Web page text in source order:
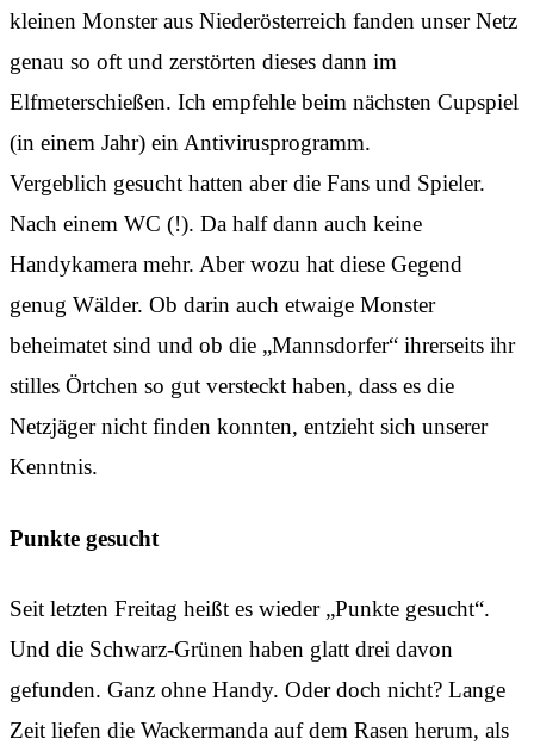
kleinen Monster aus Niederösterreich fanden unser Netz
genau so oft und zerstörten dieses dann im
Elfmeterschießen. Ich empfehle beim nächsten Cupspiel
(in einem Jahr) ein Antivirusprogramm.
Vergeblich gesucht hatten aber die Fans und Spieler.
Nach einem WC (!). Da half dann auch keine
Handykamera mehr. Aber wozu hat diese Gegend
genug Wälder. Ob darin auch etwaige Monster
beheimatet sind und ob die „Mannsdorfer“ ihrerseits ihr
stilles Örtchen so gut versteckt haben, dass es die
Netzjäger nicht finden konnten, entzieht sich unserer
Kenntnis.
Punkte gesucht
Seit letzten Freitag heißt es wieder „Punkte gesucht“.
Und die Schwarz-Grünen haben glatt drei davon
gefunden. Ganz ohne Handy. Oder doch nicht? Lange
Zeit liefen die Wackermanda auf dem Rasen herum, als